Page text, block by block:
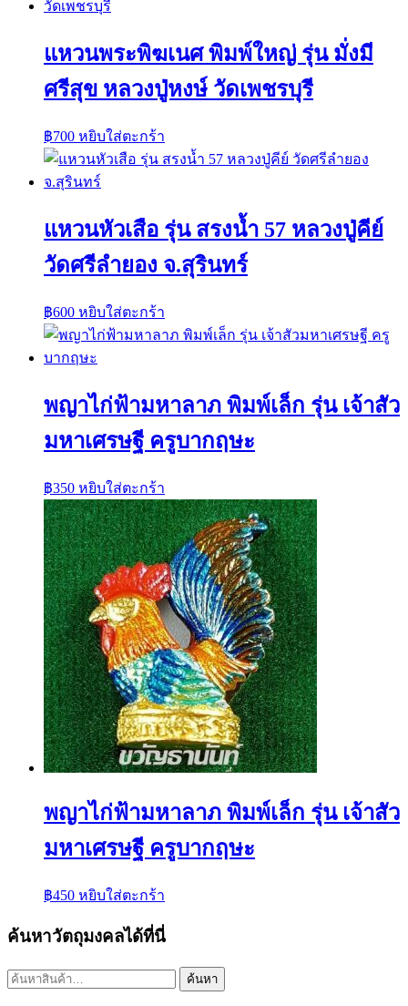
แหวนพระพิฆเนศ พิมพ์ใหญ่ รุ่น มั่งมี
ศรีสุข หลวงปู่หงษ์ วัดเพชรบุรี
฿700 หยิบใส่ตะกร้า
แหวนหัวเสือ รุ่น สรงน้ำ 57 หลวงปู่คีย์
วัดศรีลำยอง จ.สุรินทร์
฿600 หยิบใส่ตะกร้า
พญาไก่ฟ้ามหาลาภ พิมพ์เล็ก รุ่น เจ้าสัว
มหาเศรษฐี ครูบากฤษะ
฿350 หยิบใส่ตะกร้า
พญาไก่ฟ้ามหาลาภ พิมพ์เล็ก รุ่น เจ้าสัว
มหาเศรษฐี ครูบากฤษะ
฿450 หยิบใส่ตะกร้า
ค้นหาวัตถุมงคลได้ที่นี่
ค้นหา: ค้นหา